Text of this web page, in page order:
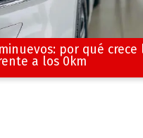
por qué
a los 0km